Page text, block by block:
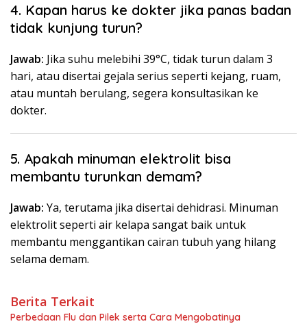
4. Kapan harus ke dokter jika panas badan
tidak kunjung turun?
Jawab: Jika suhu melebihi 39°C, tidak turun dalam 3
hari, atau disertai gejala serius seperti kejang, ruam,
atau muntah berulang, segera konsultasikan ke
dokter.
5. Apakah minuman elektrolit bisa
membantu turunkan demam?
Jawab: Ya, terutama jika disertai dehidrasi. Minuman
elektrolit seperti air kelapa sangat baik untuk
membantu menggantikan cairan tubuh yang hilang
selama demam.
Berita Terkait
Perbedaan Flu dan Pilek serta Cara Mengobatinya